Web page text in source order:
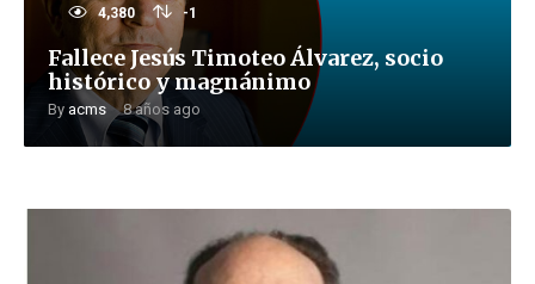
4,380 -1
Fallece Jesús Timoteo Álvarez, socio
histórico y magnánimo
Byacms 8 años ago